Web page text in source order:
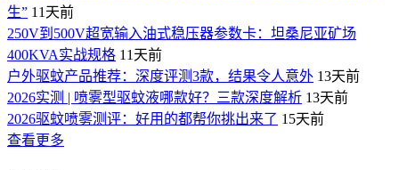
生” 11天前
250V到500V超宽输入油式稳压器参数卡：坦桑尼亚矿场
400KVA实战规格 11天前
户外驱蚊产品推荐：深度评测3款，结果令人意外 13天前
2026实测 | 喷雾型驱蚊液哪款好？三款深度解析 13天前
2026驱蚊喷雾测评：好用的都帮你挑出来了 15天前
查看更多